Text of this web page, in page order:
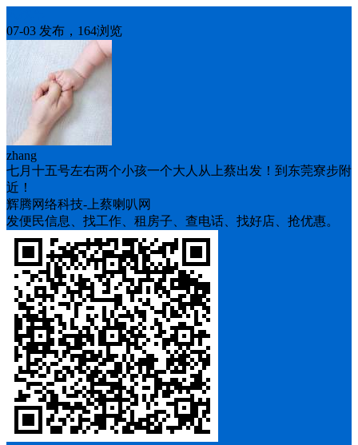
07-03 发布，164浏览
zhang
七月十五号左右两个小孩一个大人从上蔡出发！到东莞寮步附
近！
辉腾网络科技-上蔡喇叭网
发便民信息、找工作、租房子、查电话、找好店、抢优惠。